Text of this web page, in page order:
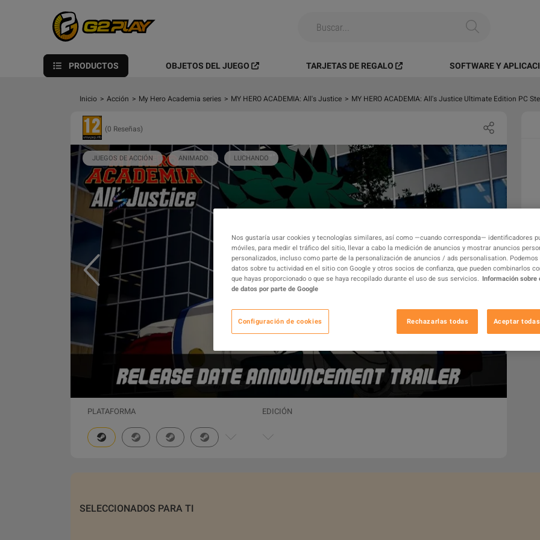
PRODUCTOS OBJETOS DEL JUEGO TARJETAS DE REGALO SOFTWARE Y
Inicio > Acción > My Hero Academia series > MY HERO ACADEMIA: All's Justice > MY HERO ACADEMIA: All's Justice Ultimate Edition PC
(0 Reseñas)
JUEGOS DE ACCIÓN ANIMADO LUCHANDO
PLATAFORMA EDICIÓN
SELECCIONADOS PARA TI
Nos gustaría usar cookies y tecnologías similares, así como —cuando corresponda— identificadores
móviles, para medir el tráfico del sitio, llevar a cabo la medición de anuncios y mostrar anuncios
personalizados, incluso como parte de la personalización de anuncios / ads personalisation.
datos sobre tu actividad en el sitio con Google y otros socios de confianza, que pueden combinarlos
que hayas proporcionado o que se haya recopilado durante el uso de sus servicios.
Información sobre
de datos por parte de Google
Configuración de cookies Rechazarlas todas Aceptar